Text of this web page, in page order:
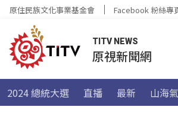
原住民族文化事業基金會 Facebook 粉絲專
TITV NEWS
原視新聞網
2024 總統大選 直播 最新 山海